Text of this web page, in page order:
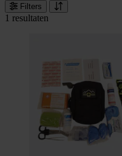
Filters
1 resultaten